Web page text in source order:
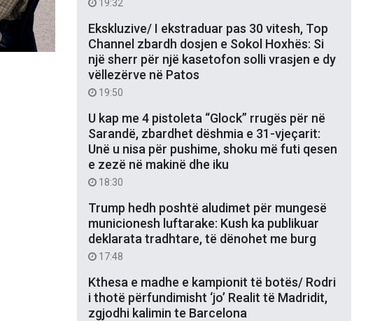
19:32
Ekskluzive/ I ekstraduar pas 30 vitesh, Top
Channel zbardh dosjen e Sokol Hoxhës: Si
një sherr për një kasetofon solli vrasjen e dy
vëllezërve në Patos
19:50
U kap me 4 pistoleta “Glock” rrugës për në
Sarandë, zbardhet dëshmia e 31-vjeçarit:
Unë u nisa për pushime, shoku më futi qesen
e zezë në makinë dhe iku
18:30
Trump hedh poshtë aludimet për mungesë
municionesh luftarake: Kush ka publikuar
deklarata tradhtare, të dënohet me burg
17:48
Kthesa e madhe e kampionit të botës/ Rodri
i thotë përfundimisht ‘jo’ Realit të Madridit,
zgjodhi kalimin te Barcelona